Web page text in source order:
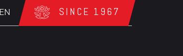
EN SINCE 1967